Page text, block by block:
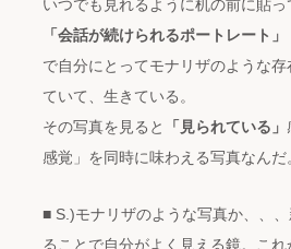
いつでも見れるように机の前に貼っ
「会話が続けられるポートレート」
で自分にとってモナリザのような
ていて、生きている。
その写真を見ると
「見られている」
感覚」を同時に味わえる写真なんだ
■ S.)モナリザのような写真か、、
ることで自分がよく見える鏡。こ